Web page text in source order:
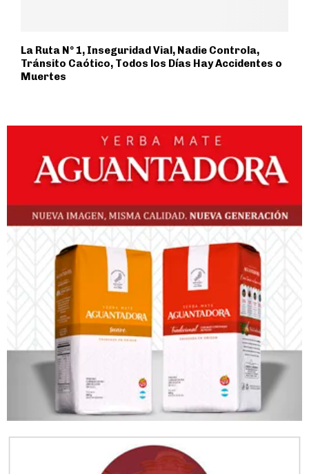
La Ruta Nº 1, Inseguridad Vial, Nadie Controla,
Tránsito Caótico, Todos los Días Hay Accidentes o
Muertes